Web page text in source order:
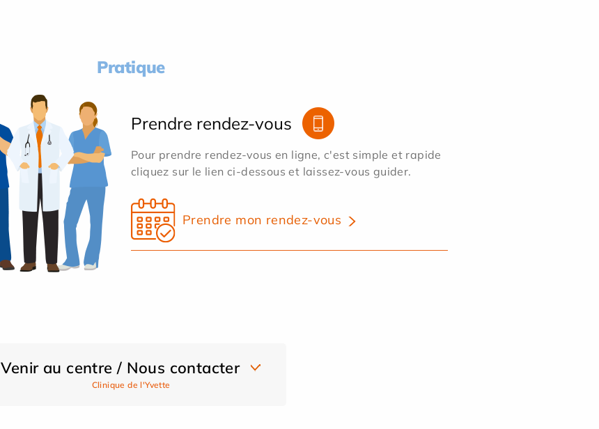
Pratique
Prendre rendez-vous
Pour prendre rendez-vous en ligne, c'est simple et rapide
cliquez sur le lien ci-dessous et laissez-vous guider.
Prendre mon rendez-vous
Venir au centre / Nous contacter
Clinique de l'Yvette